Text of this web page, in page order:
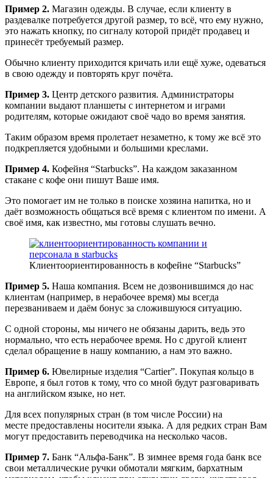
Пример 2. Магазин одежды. В случае, если клиенту в
раздевалке потребуется другой размер, то всё, что ему нужно,
это нажать кнопку, по сигналу которой придёт продавец и
принесёт требуемый размер.
Обычно клиенту приходится кричать или ещё хуже, одеваться
в свою одежду и повторять круг почёта.
Пример 3. Центр детского развития. Администраторы
компании выдают планшеты с интернетом и играми
родителям, которые ожидают своё чадо во время занятия.
Таким образом время пролетает незаметно, к тому же всё это
подкрепляется удобными и большими креслами.
Пример 4. Кофейня “Starbucks”. На каждом заказанном
стакане с кофе они пишут Ваше имя.
Это помогает им не только в поиске хозяина напитка, но и
даёт возможность общаться всё время с клиентом по имени. А
своё имя, как известно, мы готовы слушать вечно.
Клиентоориентированность в кофейне “Starbucks”
Пример 5. Наша компания. Всем не дозвонившимся до нас
клиентам (например, в нерабочее время) мы всегда
перезваниваем и даём бонус за сложившуюся ситуацию.
С одной стороны, мы ничего не обязаны дарить, ведь это
нормально, что есть нерабочее время. Но с другой клиент
сделал обращение в нашу компанию, а нам это важно.
Пример 6. Ювелирные изделия “Сartier”. Покупая кольцо в
Европе, я был готов к тому, что со мной будут разговаривать
на английском языке, но нет.
Для всех популярных стран (в том числе России) на
месте предоставлены носители языка. А для редких стран Вам
могут предоставить переводчика на несколько часов.
Пример 7. Банк “Альфа-Банк”. В зимнее время года банк все
свои металлические ручки обмотали мягким, бархатным